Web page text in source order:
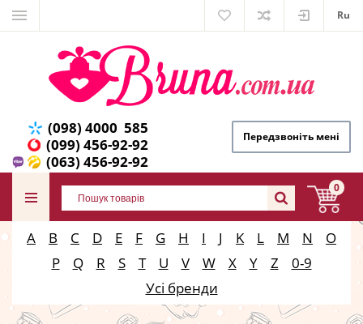
Ru
(098) 4000 585
(099) 456-92-92
(063) 456-92-92
Передзвоніть мені
0
A B C D E F G H I J K L M N
O
P
Q R S T U V W X Y Z
0-9
Усі бренди